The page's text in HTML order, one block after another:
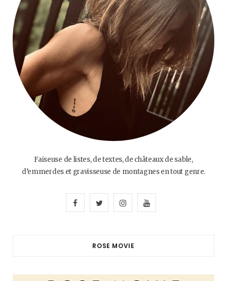
Faiseuse de listes, de textes, de châteaux de sable,
d’emmerdes et gravisseuse de montagnes en tout genre.
b
T
t
I
a
Y
u
ROSE MOVIE